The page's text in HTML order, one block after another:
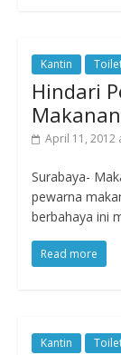
Kantin
Hindari
April 11, 2012
Surabaya-
pewarna
berbahaya ini
Read more
Kantin